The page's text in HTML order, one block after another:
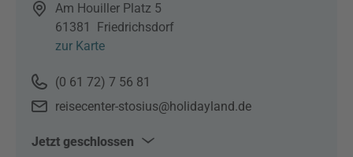
Am Houiller Platz 5
61381
Friedrichsdorf
zur Karte
(0 61 72) 7 56 81
reisecenter-stosius@holidayland.de
Jetzt geschlossen